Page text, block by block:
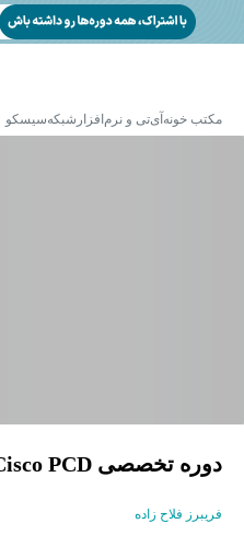
مکتب خونه آی‌تی و نرم‌افزار شبکهسیسکو
دوره تخصصی Cisco PCD و Cisco Paging Server
فریبرز فلاح زاده